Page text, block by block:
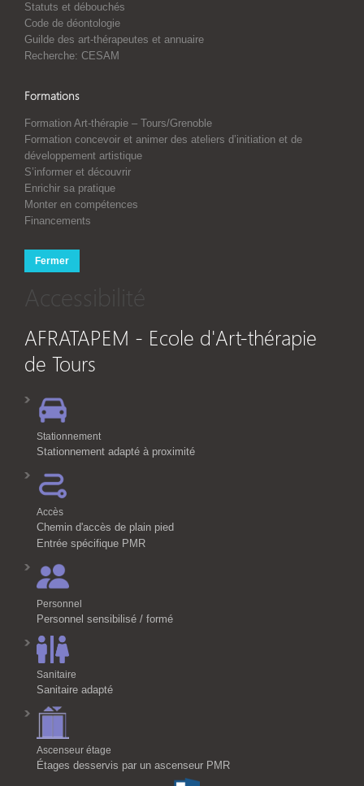
Statuts et débouchés
Code de déontologie
Guilde des art-thérapeutes et annuaire
Recherche: CESAM
Formations
Formation Art-thérapie – Tours/Grenoble
Formation concevoir et animer des ateliers d’initiation et de
développement artistique
S’informer et découvrir
Enrichir sa pratique
Monter en compétences
Financements
Fermer
Accessibilité
AFRATAPEM - Ecole d'Art-thérapie
de Tours
Stationnement
Stationnement adapté à proximité
Accès
Chemin d'accès de plain pied
Entrée spécifique PMR
Personnel
Personnel sensibilisé / formé
Sanitaire
Sanitaire adapté
Ascenseur étage
Étages desservis par un ascenseur PMR